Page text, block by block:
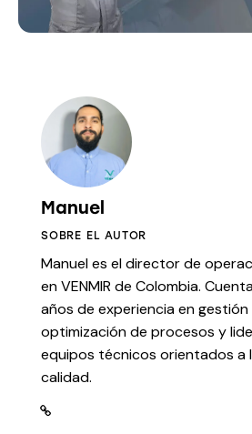
Manuel
SOBRE EL AUTOR
Manuel es el director de
en VENMIR de Colombia.
años de experiencia en
optimización de procesos y
equipos técnicos orientados a
calidad.